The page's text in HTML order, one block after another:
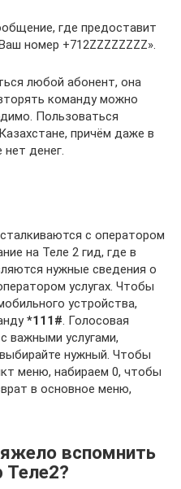
где предоставит
номер +712ZZZZZZZZ».
любой абонент, она
команду можно
Пользоваться
причём даже в
нет денег.
с оператором
на Теле 2 гид, где в
нужные сведения о
услугах. Чтобы
устройства,
*111#. Голосовая
важными услугами,
нужный. Чтобы
меню, набираем 0, чтобы
в основное меню,
вспомнить
Теле2?